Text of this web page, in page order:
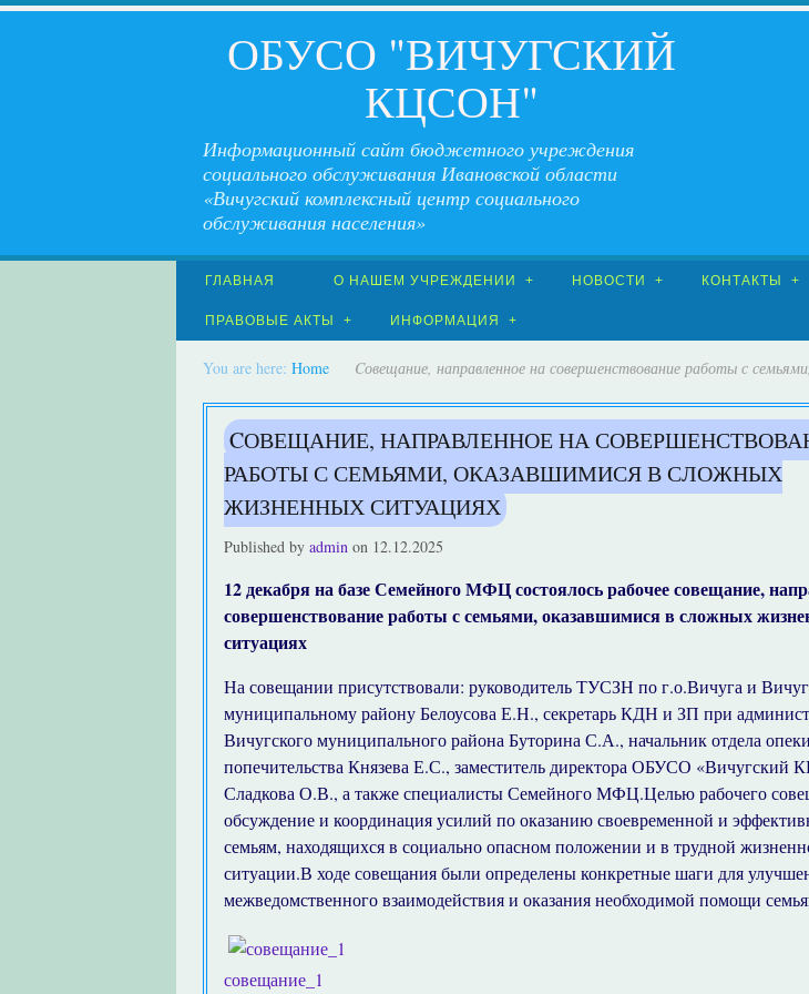
ОБУСО "ВИЧУГСКИЙ
КЦСОН"
Информационный сайт бюджетного учреждения
социального обслуживания Ивановской области
«Вичугский комплексный центр социального
обслуживания населения»
ГЛАВНАЯ О НАШЕМ УЧРЕЖДЕНИИ НОВОСТИ КОНТАКТЫ
ПРАВОВЫЕ АКТЫ ИНФОРМАЦИЯ
You are here: Home Cовещание, направленное на совершенствование работы с
CОВЕЩАНИЕ, НАПРАВЛЕННОЕ НА
РАБОТЫ С СЕМЬЯМИ, ОКАЗАВШИМИСЯ В СЛОЖНЫХ
ЖИЗНЕННЫХ СИТУАЦИЯХ
Published by admin on 12.12.2025
12 декабря на базе Семейного МФЦ состоялось рабочее совещание,
совершенствование работы с семьями, оказавшимися в сложных
ситуациях
На совещании присутствовали: руководитель ТУСЗН по г.о.Вичуга и
муниципальному району Белоусова Е.Н., секретарь КДН и ЗП при
Вичугского муниципального района Буторина С.А., начальник отдела
попечительства Князева Е.С., заместитель директора ОБУСО
Сладкова О.В., а также специалисты Семейного МФЦ.Целью рабочего
обсуждение и координация усилий по оказанию своевременной и
семьям, находящихся в социально опасном положении и в трудной
ситуации.В ходе совещания были определены конкретные шаги для
межведомственного взаимодействия и оказания необходимой помощи
совещание_1